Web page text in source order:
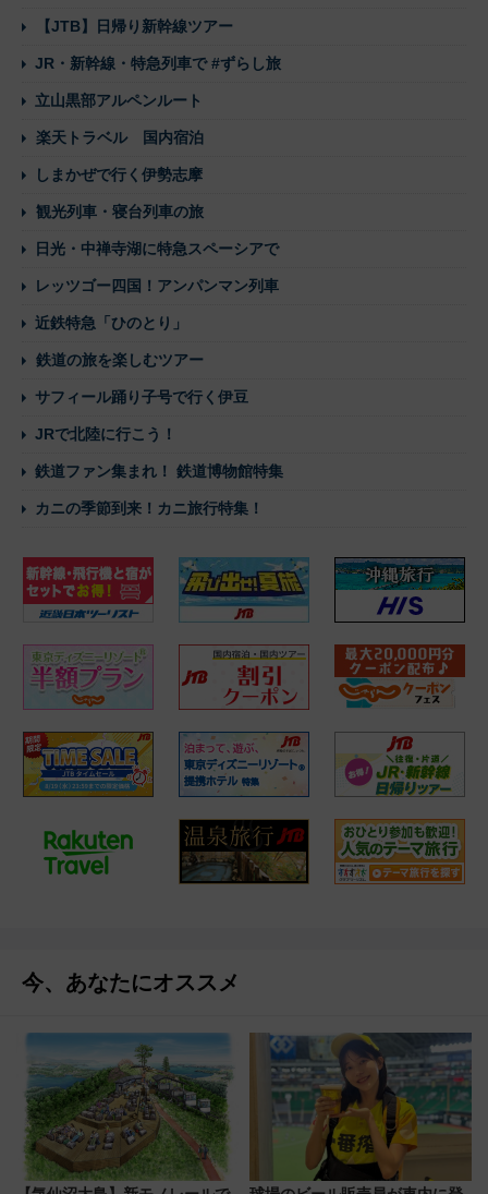
【JTB】日帰り新幹線ツアー
JR・新幹線・特急列車で #ずらし旅
立山黒部アルペンルート
楽天トラベル 国内宿泊
しまかぜで行く伊勢志摩
観光列車・寝台列車の旅
日光・中禅寺湖に特急スペーシアで
レッツゴー四国！アンパンマン列車
近鉄特急「ひのとり」
鉄道の旅を楽しむツアー
サフィール踊り子号で行く伊豆
JRで北陸に行こう！
鉄道ファン集まれ！ 鉄道博物館特集
カニの季節到来！カニ旅行特集！
今、あなたにオススメ